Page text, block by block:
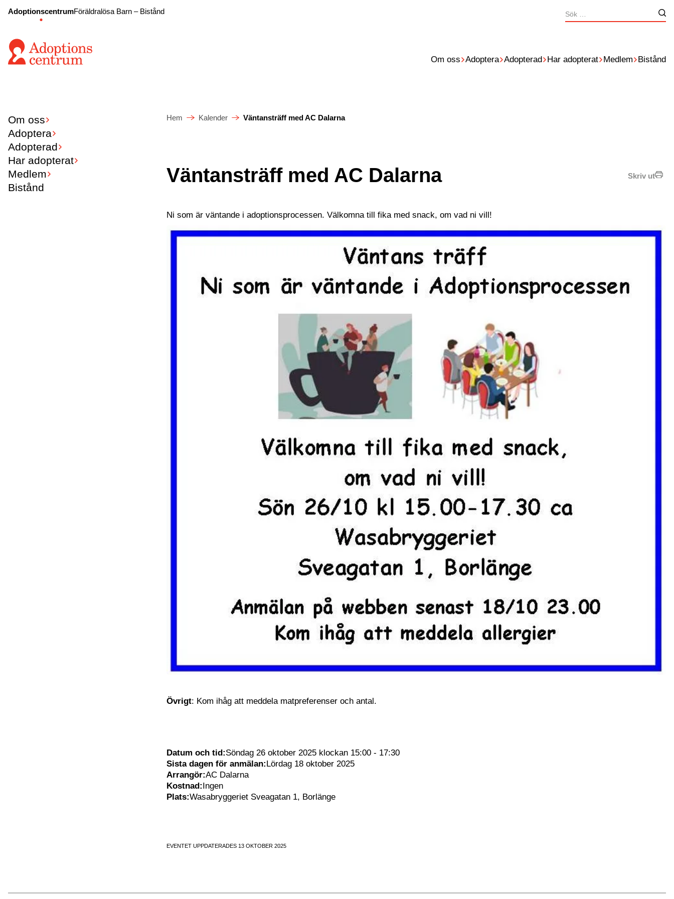
AdoptionscentrumFöräldralösa Barn – Bistånd
Sök
efter:
Om oss Adoptera Adopterad Har adopterat Medlem Bistånd
Om oss
Adoptera
Adopterad
Har adopterat
Medlem
Bistånd
Hem Kalender Väntansträff med AC Dalarna
Skriv ut
Väntansträff med AC Dalarna
Ni som är väntande i adoptionsprocessen. Välkomna till fika med snack, om vad ni vill!
Övrigt: Kom ihåg att meddela matpreferenser och antal.
Datum och tid:Söndag 26 oktober 2025 klockan 15:00 - 17:30
Sista dagen för anmälan:Lördag 18 oktober 2025
Arrangör:AC Dalarna
Kostnad:Ingen
Plats:Wasabryggeriet Sveagatan 1, Borlänge
EVENTET UPPDATERADES 13 OKTOBER 2025